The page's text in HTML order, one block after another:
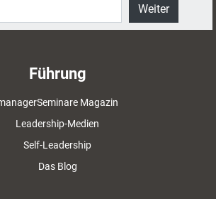
Weiter
Führung
Magazin
Leadership-Medien
Self-Leadership
Das Blog